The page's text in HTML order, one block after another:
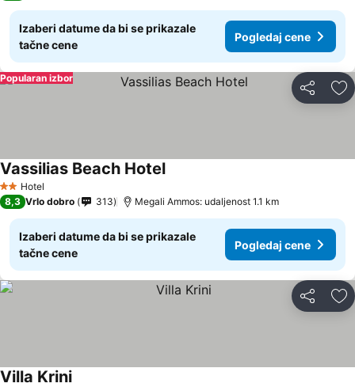
Izaberi datume da bi se prikazale
tačne cene
Pogledaj cene
Deli
Popularan izbor
2 Zvezdice
Hotel
Vassilias Beach Hotel
8,3 Vrlo dobro 313 Megali Ammos: udaljenost 1.1 km
Izaberi datume da bi se prikazale
tačne cene
Pogledaj cene
Deli
Villa Krini